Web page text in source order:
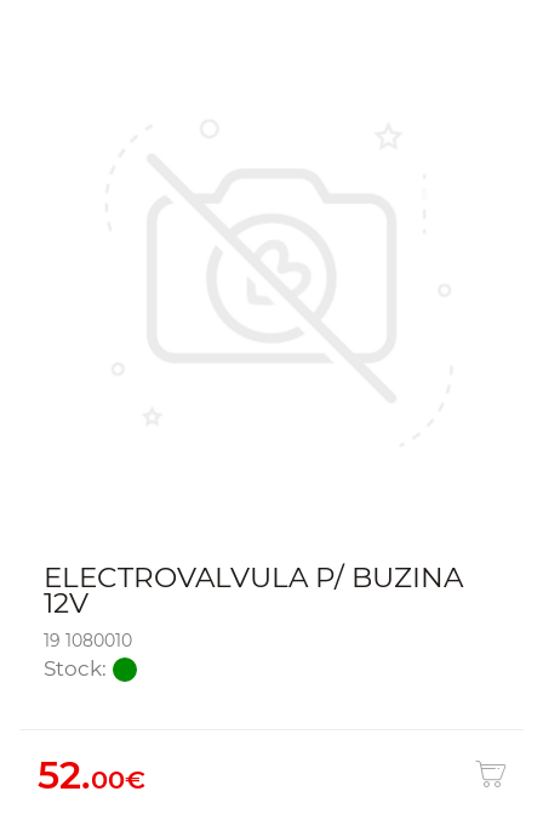
ELECTROVALVULA P/ BUZINA
12V
19 1080010
Stock:
52.00€